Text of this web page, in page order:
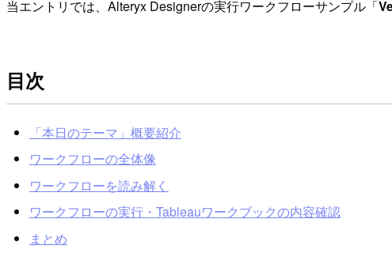
当エントリでは、Alteryx Designerの実行ワークフローサンプル「
目次
「本日のテーマ」概要紹介
ワークフローの全体像
ワークフローを読み解く
ワークフローの実行・Tableauワークブックの内容確認
まとめ